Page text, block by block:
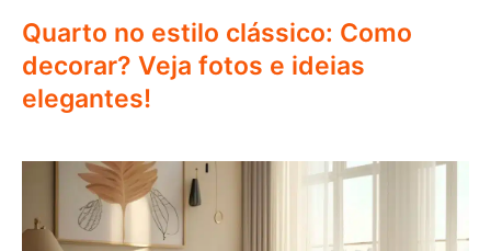
Quarto no estilo clássico: Como
decorar? Veja fotos e ideias
elegantes!